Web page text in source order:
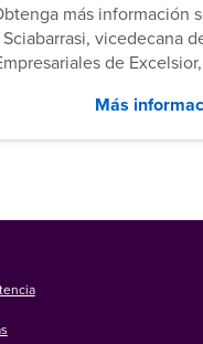
más información
Sciabarrasi, vicedecana
de
Empresas (DBA) de la
Más